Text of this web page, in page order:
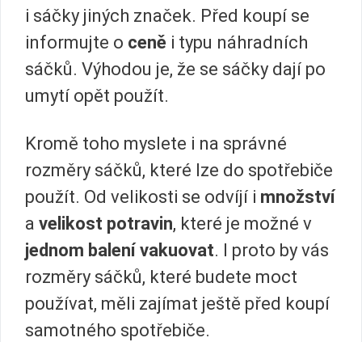
i sáčky jiných značek. Před koupí se
informujte o ceně i typu náhradních
sáčků. Výhodou je, že se sáčky dají po
umytí opět použít.
Kromě toho myslete i na správné
rozměry sáčků, které lze do spotřebiče
použít. Od velikosti se odvíjí i množství
a velikost potravin, které je možné v
jednom balení vakuovat. I proto by vás
rozměry sáčků, které budete moct
používat, měli zajímat ještě před koupí
samotného spotřebiče.